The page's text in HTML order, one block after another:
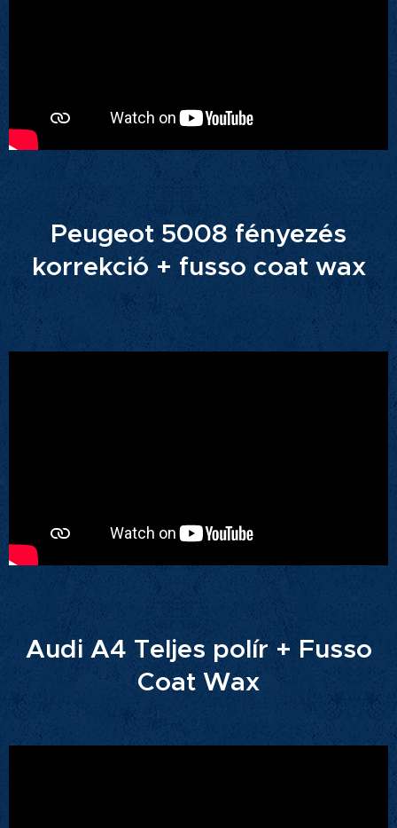
Peugeot 5008 fényezés
korrekció + fusso coat wax
Audi A4 Teljes polír + Fusso
Coat Wax